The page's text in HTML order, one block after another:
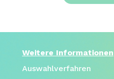
Weitere Informationen
Auswahlverfahren